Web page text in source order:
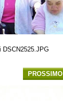
DSCN2525.JPG
PROSSIMO